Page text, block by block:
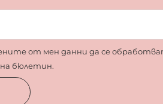
от мен данни да се
бюлетин.